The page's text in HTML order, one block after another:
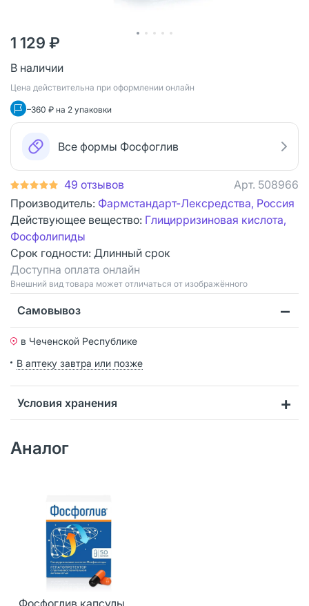
1 129 ₽
В наличии
Цена действительна при оформлении онлайн
–360 ₽ на 2 упаковки
Все формы Фосфоглив
49 отзывов Арт. 508966
Производитель: Фармстандарт-Лексредства, Россия
Действующее вещество: Глицирризиновая кислота,
Фосфолипиды
Срок годности: Длинный срок
Доступна оплата онлайн
Bнешний вид товара может отличаться от изображённого
Самовывоз
в Чеченской Республике
В аптеку завтра или позже
Условия хранения
Аналог
Фосфоглив капсулы